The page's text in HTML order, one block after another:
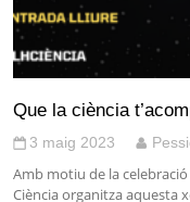
Que la ciència
3 maig 2023
Amb motiu de la celebració
Ciència organitza aquesta